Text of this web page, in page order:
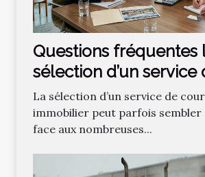
Questions fréquentes
sélection d’un service
courtage immobilier
La sélection d’un service de
immobilier peut parfois sembler
face aux nombreuses...